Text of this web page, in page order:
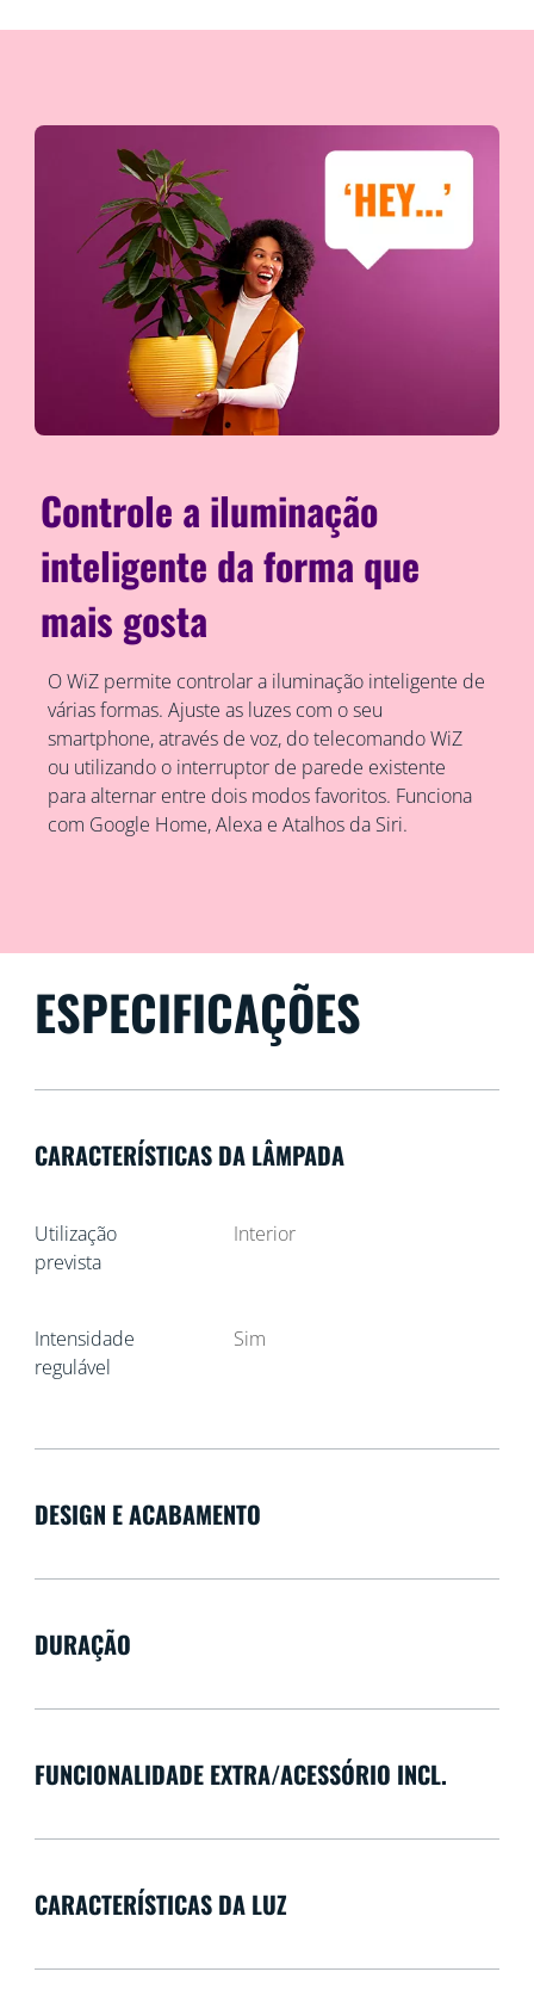
Controle a iluminação
inteligente da forma que
mais gosta
O WiZ permite controlar a iluminação inteligente de
várias formas. Ajuste as luzes com o seu
smartphone, através de voz, do telecomando WiZ
ou utilizando o interruptor de parede existente
para alternar entre dois modos favoritos. Funciona
com Google Home, Alexa e Atalhos da Siri.
ESPECIFICAÇÕES
CARACTERÍSTICAS DA LÂMPADA
Utilização
prevista
Interior
Intensidade
regulável
Sim
DESIGN E ACABAMENTO
DURAÇÃO
FUNCIONALIDADE EXTRA/ACESSÓRIO INCL.
CARACTERÍSTICAS DA LUZ